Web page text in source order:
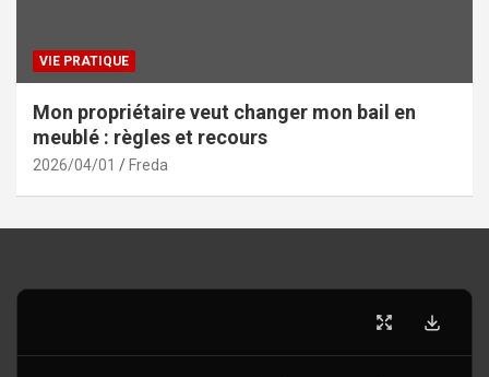
VIE PRATIQUE
Mon propriétaire veut changer mon bail en
meublé : règles et recours
2026/04/01 Freda